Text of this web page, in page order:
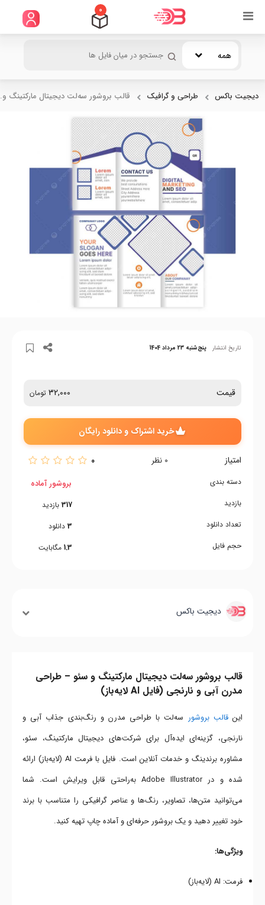
0
همه
دیجیت باکس طراحی و گرافیک قالب بروشور سه‌لت دیجیتال مارکتینگ
تاریخ انتشار پنج‌شنبه 23 مرداد 1404
قیمت 32,000 تومان
خرید اشتراک و دانلود رایگان
امتیاز 0 نظر 0
دسته بندی
بازدید
تعداد دانلود
حجم فایل
بروشور آماده
317 بازدید
3 دانلود
1.3 مگابایت
دیجیت باکس
قالب بروشور سه‌لت دیجیتال مارکتینگ و سئو – طراحی
مدرن آبی و نارنجی (فایل AI لایه‌باز)
اینقالب بروشور سه‌لت با طراحی مدرن و رنگ‌بندی جذاب آبی و
نارنجی، گزینه‌ای ایده‌آل برای شرکت‌های دیجیتال مارکتینگ، سئو،
مشاوره برندینگ و خدمات آنلاین است. فایل با فرمت AI (لایه‌باز) ارائه
شده و در Adobe Illustrator به‌راحتی قابل ویرایش است. شما
می‌توانید متن‌ها، تصاویر، رنگ‌ها و عناصر گرافیکی را متناسب با برند
خود تغییر دهید و یک بروشور حرفه‌ای و آماده چاپ تهیه کنید.
ویژگی‌ها:
فرمت: AI (لایه‌باز)